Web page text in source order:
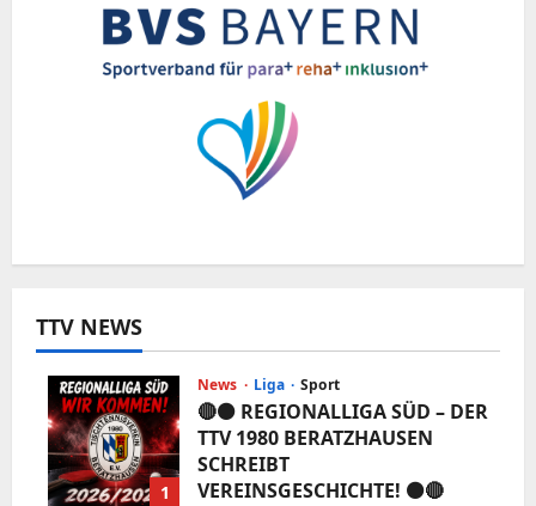
TTV NEWS
1
News Liga Sport
🔴⚫️ REGIONALLIGA SÜD – DER
TTV 1980 BERATZHAUSEN
SCHREIBT
VEREINSGESCHICHTE! ⚫️🔴